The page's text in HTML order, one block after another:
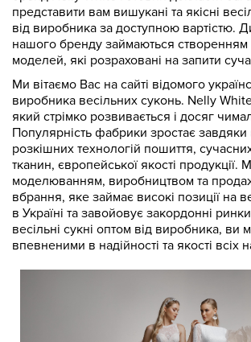
представити вам вишукані та якісні
від виробника за доступною вартістю.
нашого бренду займаються створенням
моделей, які розраховані на запити
Ми вітаємо Вас на сайті відомого
виробника весільних суконь. Nelly
який стрімко розвивається і досяг
Популярність фабрики зростає
розкішних технологій пошиття,
тканин, європейської якості продукції.
моделюванням, виробництвом та
вбрання, яке займає високі позиції на
в Україні та завойовує закордонні
весільні сукні оптом від виробника, ви
впевненими в надійності та якості всіх